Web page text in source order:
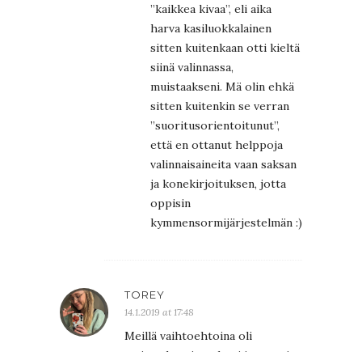
”kaikkea kivaa”, eli aika
harva kasiluokkalainen
sitten kuitenkaan otti kieltä
siinä valinnassa,
muistaakseni. Mä olin ehkä
sitten kuitenkin se verran
”suoritusorientoitunut”,
että en ottanut helppoja
valinnaisaineita vaan saksan
ja konekirjoituksen, jotta
oppisin
kymmensormijärjestelmän :)
TOREY
14.1.2019 at 17:48
Meillä vaihtoehtoina oli